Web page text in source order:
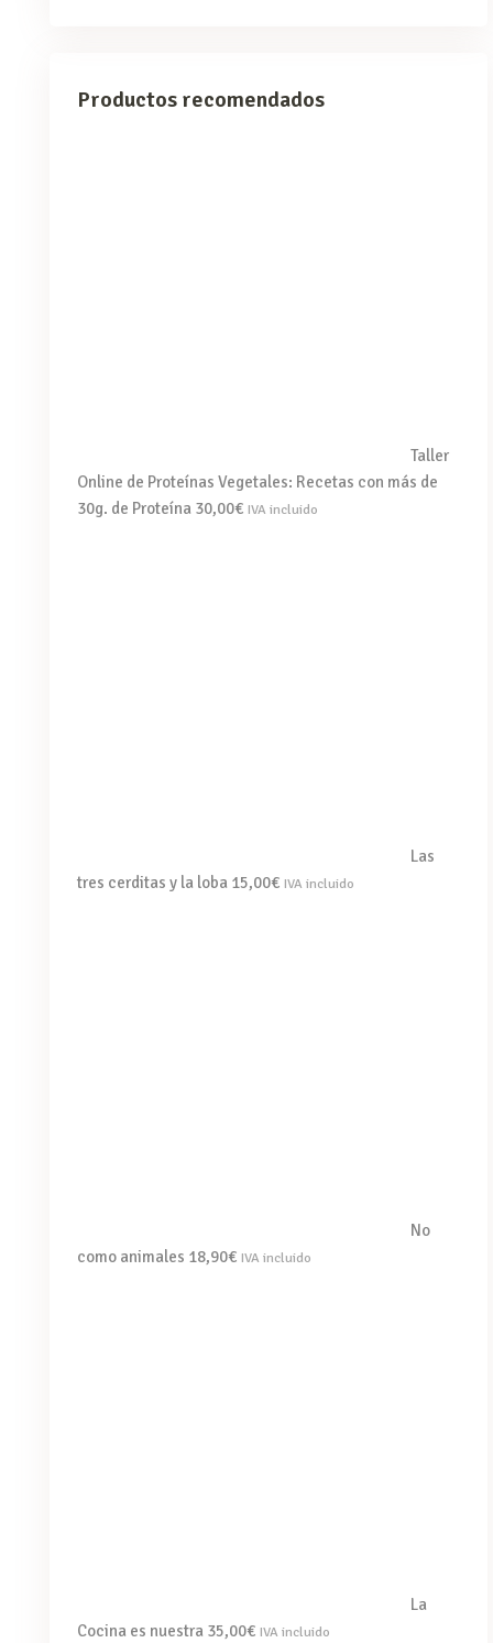
Productos recomendados
Taller
Online de Proteínas Vegetales: Recetas con más de
30g. de Proteína 30,00€ IVA incluido
Las
tres cerditas y la loba 15,00€ IVA incluido
No
como animales 18,90€ IVA incluido
La
Cocina es nuestra 35,00€ IVA incluido